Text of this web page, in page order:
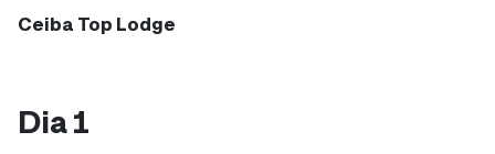
Ceiba Top Lodge
Dia 1